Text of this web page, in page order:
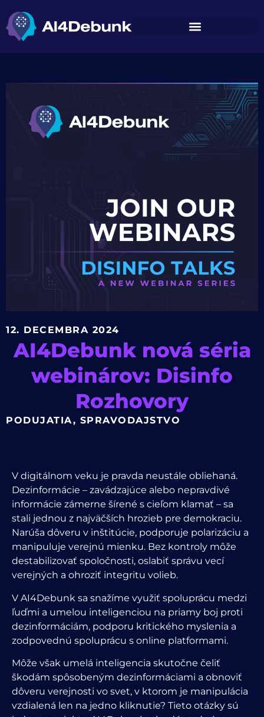
12. DECEMBRA 2024
AI4Debunk nová séria
webinárov: Disinfo
Rozhovory
PODUJATIA, SPRAVODAJSTVO
V digitálnom veku je pravda neustále obliehaná.
Dezinformácie – zavádzajúce alebo nepravdivé
informácie zámerne šírené s cieľom klamať – sa
stali jednou z najväčších hrozieb pre demokraciu.
Narúša dôveru v inštitúcie, podporuje polarizáciu a
manipuluje verejnú mienku. Bez kontroly môže
destabilizovať spoločnosti, oslabiť správu vecí
verejných a ohroziť integritu volieb.
V AI4Debunk sa snažíme využiť spoluprácu medzi
ľuďmi a umelou inteligenciou na priamy boj proti
dezinformáciám, podporu kritického myslenia a
zodpovednú spoluprácu s online platformami.
Môže však umelá inteligencia skutočne čeliť
škodám spôsobeným dezinformáciami a obnoviť
dôveru verejnosti vo svet, v ktorom je manipulácia
vzdialená len na jedno kliknutie? Tieto otázky sú